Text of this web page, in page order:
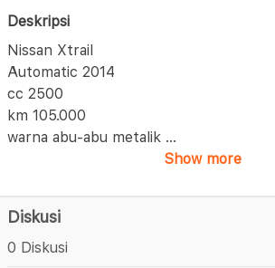
Deskripsi
Nissan Xtrail
Automatic 2014
cc 2500
km 105.000
warna abu-abu metalik ...
Show more
Diskusi
0 Diskusi